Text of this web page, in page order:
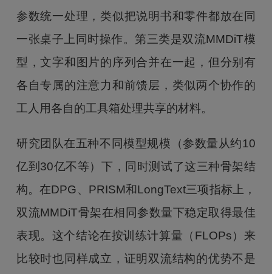
参数统一处理，类似把说明书和零件都放在同
一张桌子上同时操作。第三类是双流MMDiT模
型，文字和图片的序列合并在一起，但分别有
各自专属的注意力和前馈层，类似两个协作的
工人用各自的工具箱处理共享的材料。
研究团队在五种不同模型规模（参数量从约10
亿到30亿不等）下，同时测试了这三种骨架结
构。在DPG、PRISM和LongText三项指标上，
双流MMDiT骨架在相同参数量下稳定取得最佳
表现。这个结论在按训练计算量（FLOPs）来
比较时也同样成立，证明双流结构的优势不是